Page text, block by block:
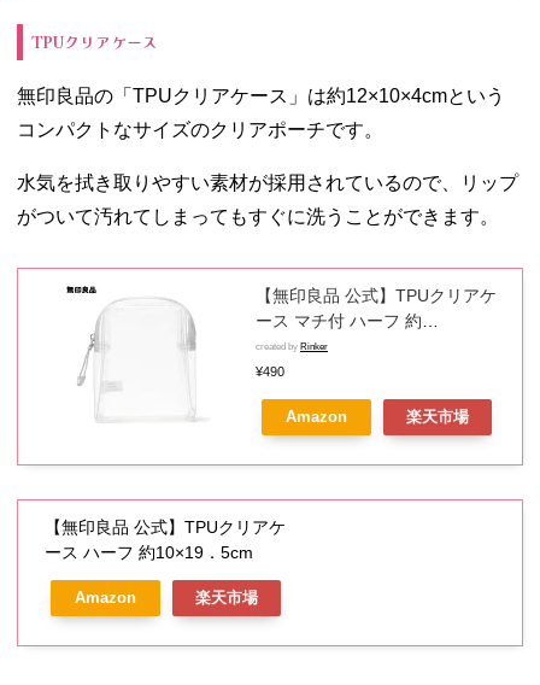
TPUクリアケース
無印良品の「TPUクリアケース」は約12×10×4cmという
コンパクトなサイズのクリアポーチです。
水気を拭き取りやすい素材が採用されているので、リップ
がついて汚れてしまってもすぐに洗うことができます。
【無印良品 公式】TPUクリアケ
ース マチ付 ハーフ 約
12×10×4cm
created by Rinker
¥490
Amazon 楽天市場
【無印良品 公式】TPUクリアケ
ース ハーフ 約10×19．5cm
Amazon 楽天市場